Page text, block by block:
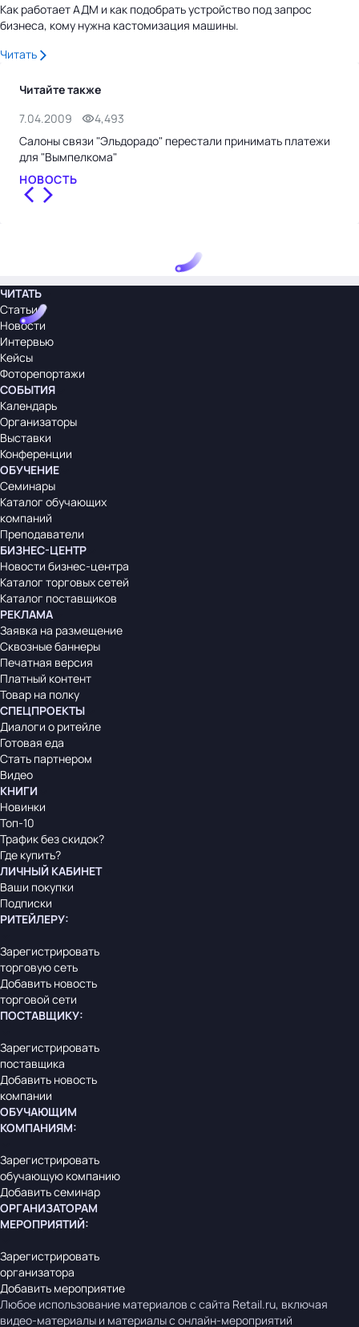
Как работает АДМ и как подобрать устройство под запрос
бизнеса, кому нужна кастомизация машины.
Читать
Читайте также
7.04.2009
4,493
Салоны связи "Эльдорадо" перестали принимать платежи
для "Вымпелкома"
НОВОСТЬ
ЧИТАТЬ
Статьи
Новости
Интервью
Кейсы
Фоторепортажи
СОБЫТИЯ
Календарь
Организаторы
Выставки
Конференции
ОБУЧЕНИЕ
Семинары
Каталог обучающих
компаний
Преподаватели
БИЗНЕС-ЦЕНТР
Новости бизнес-центра
Каталог торговых сетей
Каталог поставщиков
РЕКЛАМА
Заявка на размещение
Сквозные баннеры
Печатная версия
Платный контент
Товар на полку
СПЕЦПРОЕКТЫ
Диалоги о ритейле
Готовая еда
Стать партнером
Видео
КНИГИ
Новинки
Топ-10
Трафик без скидок?
Где купить?
ЛИЧНЫЙ КАБИНЕТ
Ваши покупки
Подписки
РИТЕЙЛЕРУ:
Зарегистрировать
торговую сеть
Добавить новость
торговой сети
ПОСТАВЩИКУ:
Зарегистрировать
поставщика
Добавить новость
компании
ОБУЧАЮЩИМ
КОМПАНИЯМ:
Зарегистрировать
обучающую компанию
Добавить семинар
ОРГАНИЗАТОРАМ
МЕРОПРИЯТИЙ:
Зарегистрировать
организатора
Добавить мероприятие
Любое использование материалов с сайта Retail.ru, включая
видео-материалы и материалы с онлайн-мероприятий